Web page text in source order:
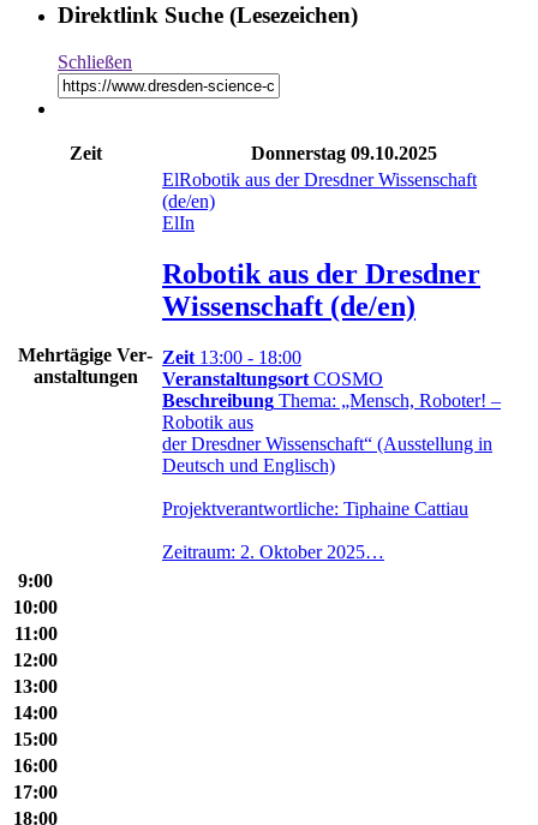
Direktlink Suche (Lesezeichen)
Schließen
Zeit Donnerstag 09.10.2025
Mehr­tä­gige Ver­
an­stal­tungen
ElRobotik aus der Dresdner Wissenschaft
(de/en)
ElIn
Robotik aus der Dresdner
Wissenschaft (de/en)
Zeit 13:00 - 18:00
Veranstaltungsort COSMO
Beschreibung Thema: „Mensch, Roboter! –
Robotik aus
der Dresdner Wissenschaft“ (Ausstellung in
Deutsch und Englisch)
Projektverantwortliche: Tiphaine Cattiau
Zeitraum: 2. Oktober 2025…
9:00
10:00
11:00
12:00
13:00
14:00
15:00
16:00
17:00
18:00